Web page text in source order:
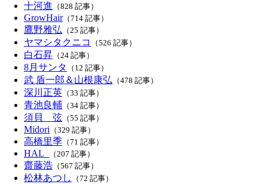
十河進 （828 記事）
GrowHair（714 記事）
鷹野雅弘 （25 記事）
ヤマシタクニコ （526 記事）
白石昇 （24 記事）
8月サンタ （12 記事）
武 盾一郎＆山根康弘 （478 記事）
深川正英 （33 記事）
青池良輔 （34 記事）
須貝 弦 （55 記事）
Midori （329 記事）
高橋里季 （71 記事）
HAL_ （207 記事）
齋藤浩 （567 記事）
松林あつし （72 記事）